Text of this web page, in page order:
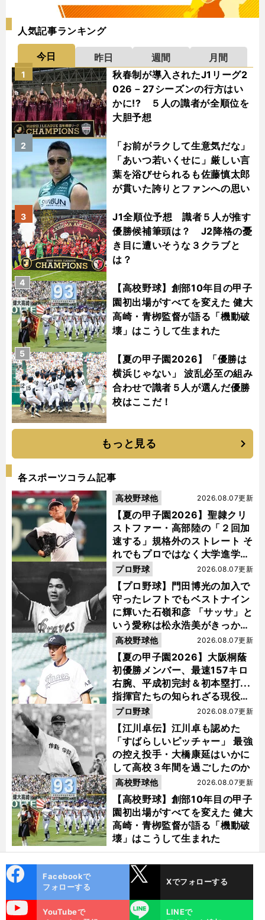
人気記事ランキング
今日 昨日 週間
月間
秋春制が導入されたJ1リーグ2
026－27シーズンの行方はい
かに!? ５人の識者が全順位を
大胆予想
1
「お前がラクして生意気だな」
「あいつ若いくせに」厳しい言
葉を浴びせられるも佐藤慎太郎
が貫いた誇りとファンへの思い
2
J1全順位予想 識者５人が推す
優勝候補筆頭は？ J2降格の憂
き目に遭いそうな３クラブと
は？
3
【高校野球】創部10年目の甲子
園初出場がすべてを変えた 健大
高崎・青栁監督が語る「機動破
壊」はこうして生まれた
4
【夏の甲子園2026】「優勝は
横浜じゃない」 波乱必至の組み
合わせで識者５人が選んだ優勝
校はここだ！
5
もっと見る
各スポーツコラム記事
【夏の甲子園2026】聖隷クリ
ストファー・高部陸の「２回加
速する」規格外のストレート そ
れでもプロではなく大学進学を
選ぶ理由
2026.08.07更新
高校野球他
【プロ野球】門田博光の加入で
守ったレフトでもベストナイン
に輝いた石嶺和彦 「サッサ」と
いう愛称は松永浩美がきっか
け？
2026.08.07更新
プロ野球
【夏の甲子園2026】大阪桐蔭
初優勝メンバー、最速157キロ
右腕、平成初完封＆初本塁打...
指揮官たちの知られざる現役時
代
2026.08.07更新
高校野球他
【江川卓伝】江川卓も認めた
「すばらしいピッチャー」 最強
の控え投手・大橋康延はいかに
して高校３年間を過ごしたのか
2026.08.07更新
プロ野球
【高校野球】創部10年目の甲子
園初出場がすべてを変えた 健大
高崎・青栁監督が語る「機動破
壊」はこうして生まれた
2026.08.07更新
高校野球他
ok
Facebookで
フォローする
Xでフォローする
YouTubeで
LINE
LINEで